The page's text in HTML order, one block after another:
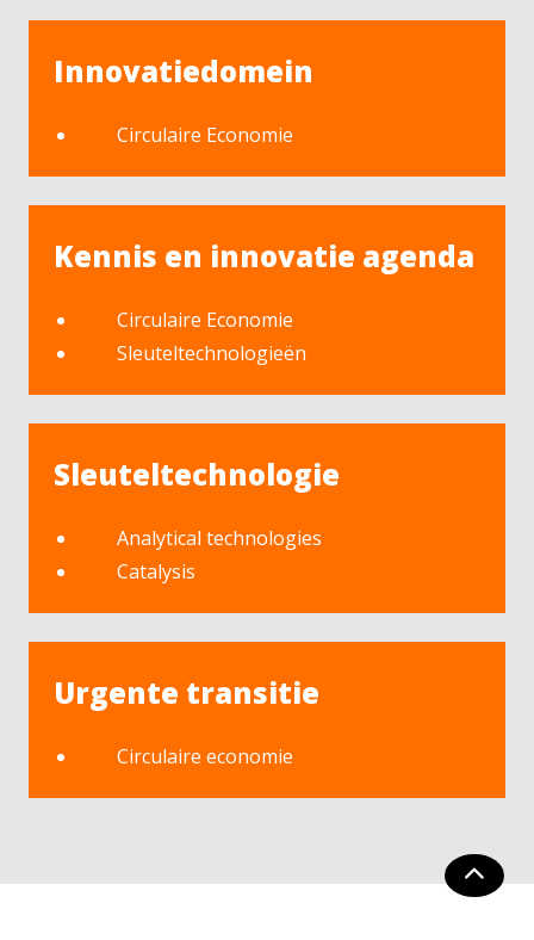
Innovatiedomein
Circulaire Economie
Kennis en innovatie agenda
Circulaire Economie
Sleuteltechnologieën
Sleuteltechnologie
Analytical technologies
Catalysis
Urgente transitie
Circulaire economie